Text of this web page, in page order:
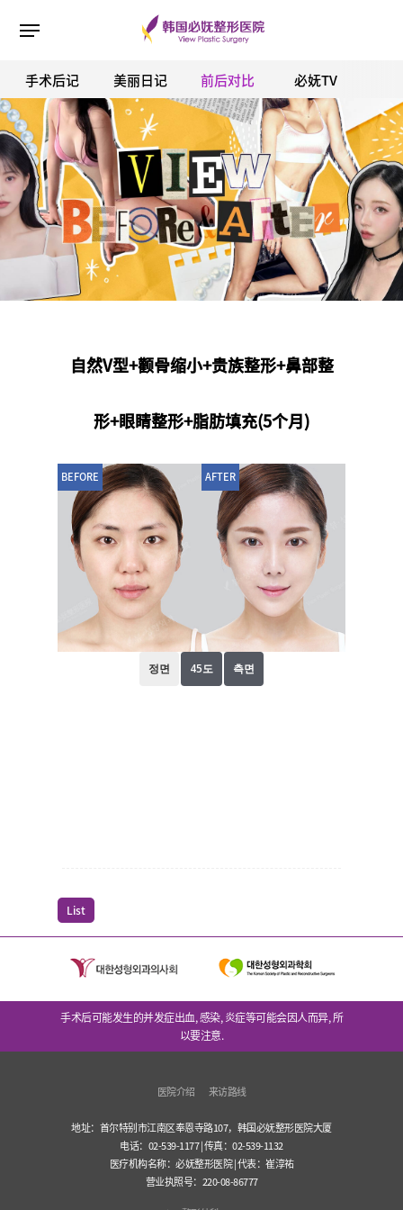
ESC 버튼을 누르면 검색창을 닫을 수 있습니다.
手术后记 美丽日记 前后对比 必妩TV
自然V型+颧骨缩小+贵族整形+鼻部整
形+眼睛整形+脂肪填充(5个月)
BEFORE AFTER
List
手术后可能发生的并发症出血, 感染, 炎症等可能会因人而异, 所
以要注意.
医院介绍 来访路线
地址：首尔特别市江南区奉恩寺路107，韩国必妩整形医院大厦
电话：02-539-1177 | 传真：02-539-1132
医疗机构名称：必妩整形医院 | 代表：崔淳祐
营业执照号：220-08-86777